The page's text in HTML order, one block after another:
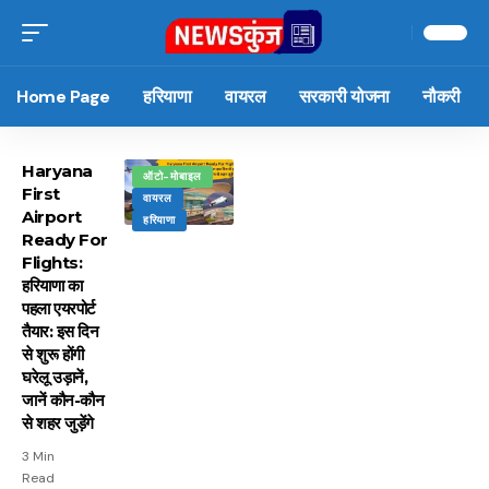
Home Page हरियाणा वायरल सरकारी योजना नौकरी
ऑटो-मोबाइल
वायरल
हरियाणा
Haryana
First
Airport
Ready For
Flights:
हरियाणा का
पहला एयरपोर्ट
तैयार: इस दिन
से शुरू होंगी
घरेलू उड़ानें,
जानें कौन-कौन
से शहर जुड़ेंगे
3 Min
Read